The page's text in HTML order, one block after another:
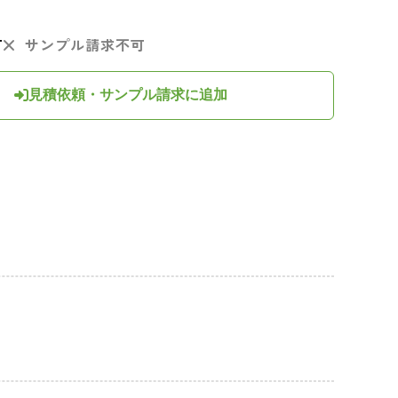
サンプル請求不可
見積依頼・サンプル請求に追加